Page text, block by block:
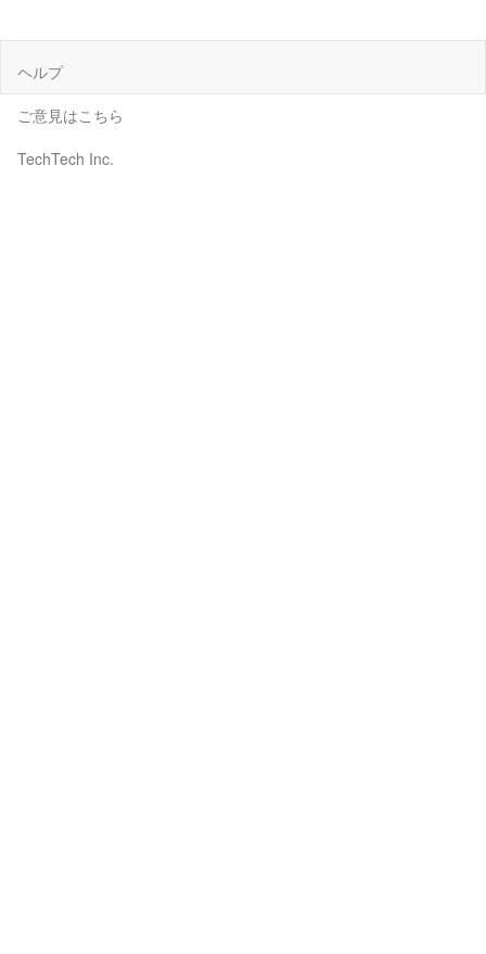
ヘルプ
ご意見はこちら
TechTech Inc.